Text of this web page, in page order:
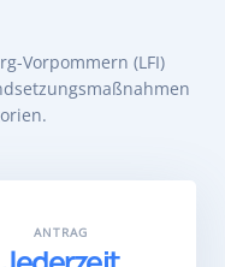
Vorpommern (LFI)
ANTRAG